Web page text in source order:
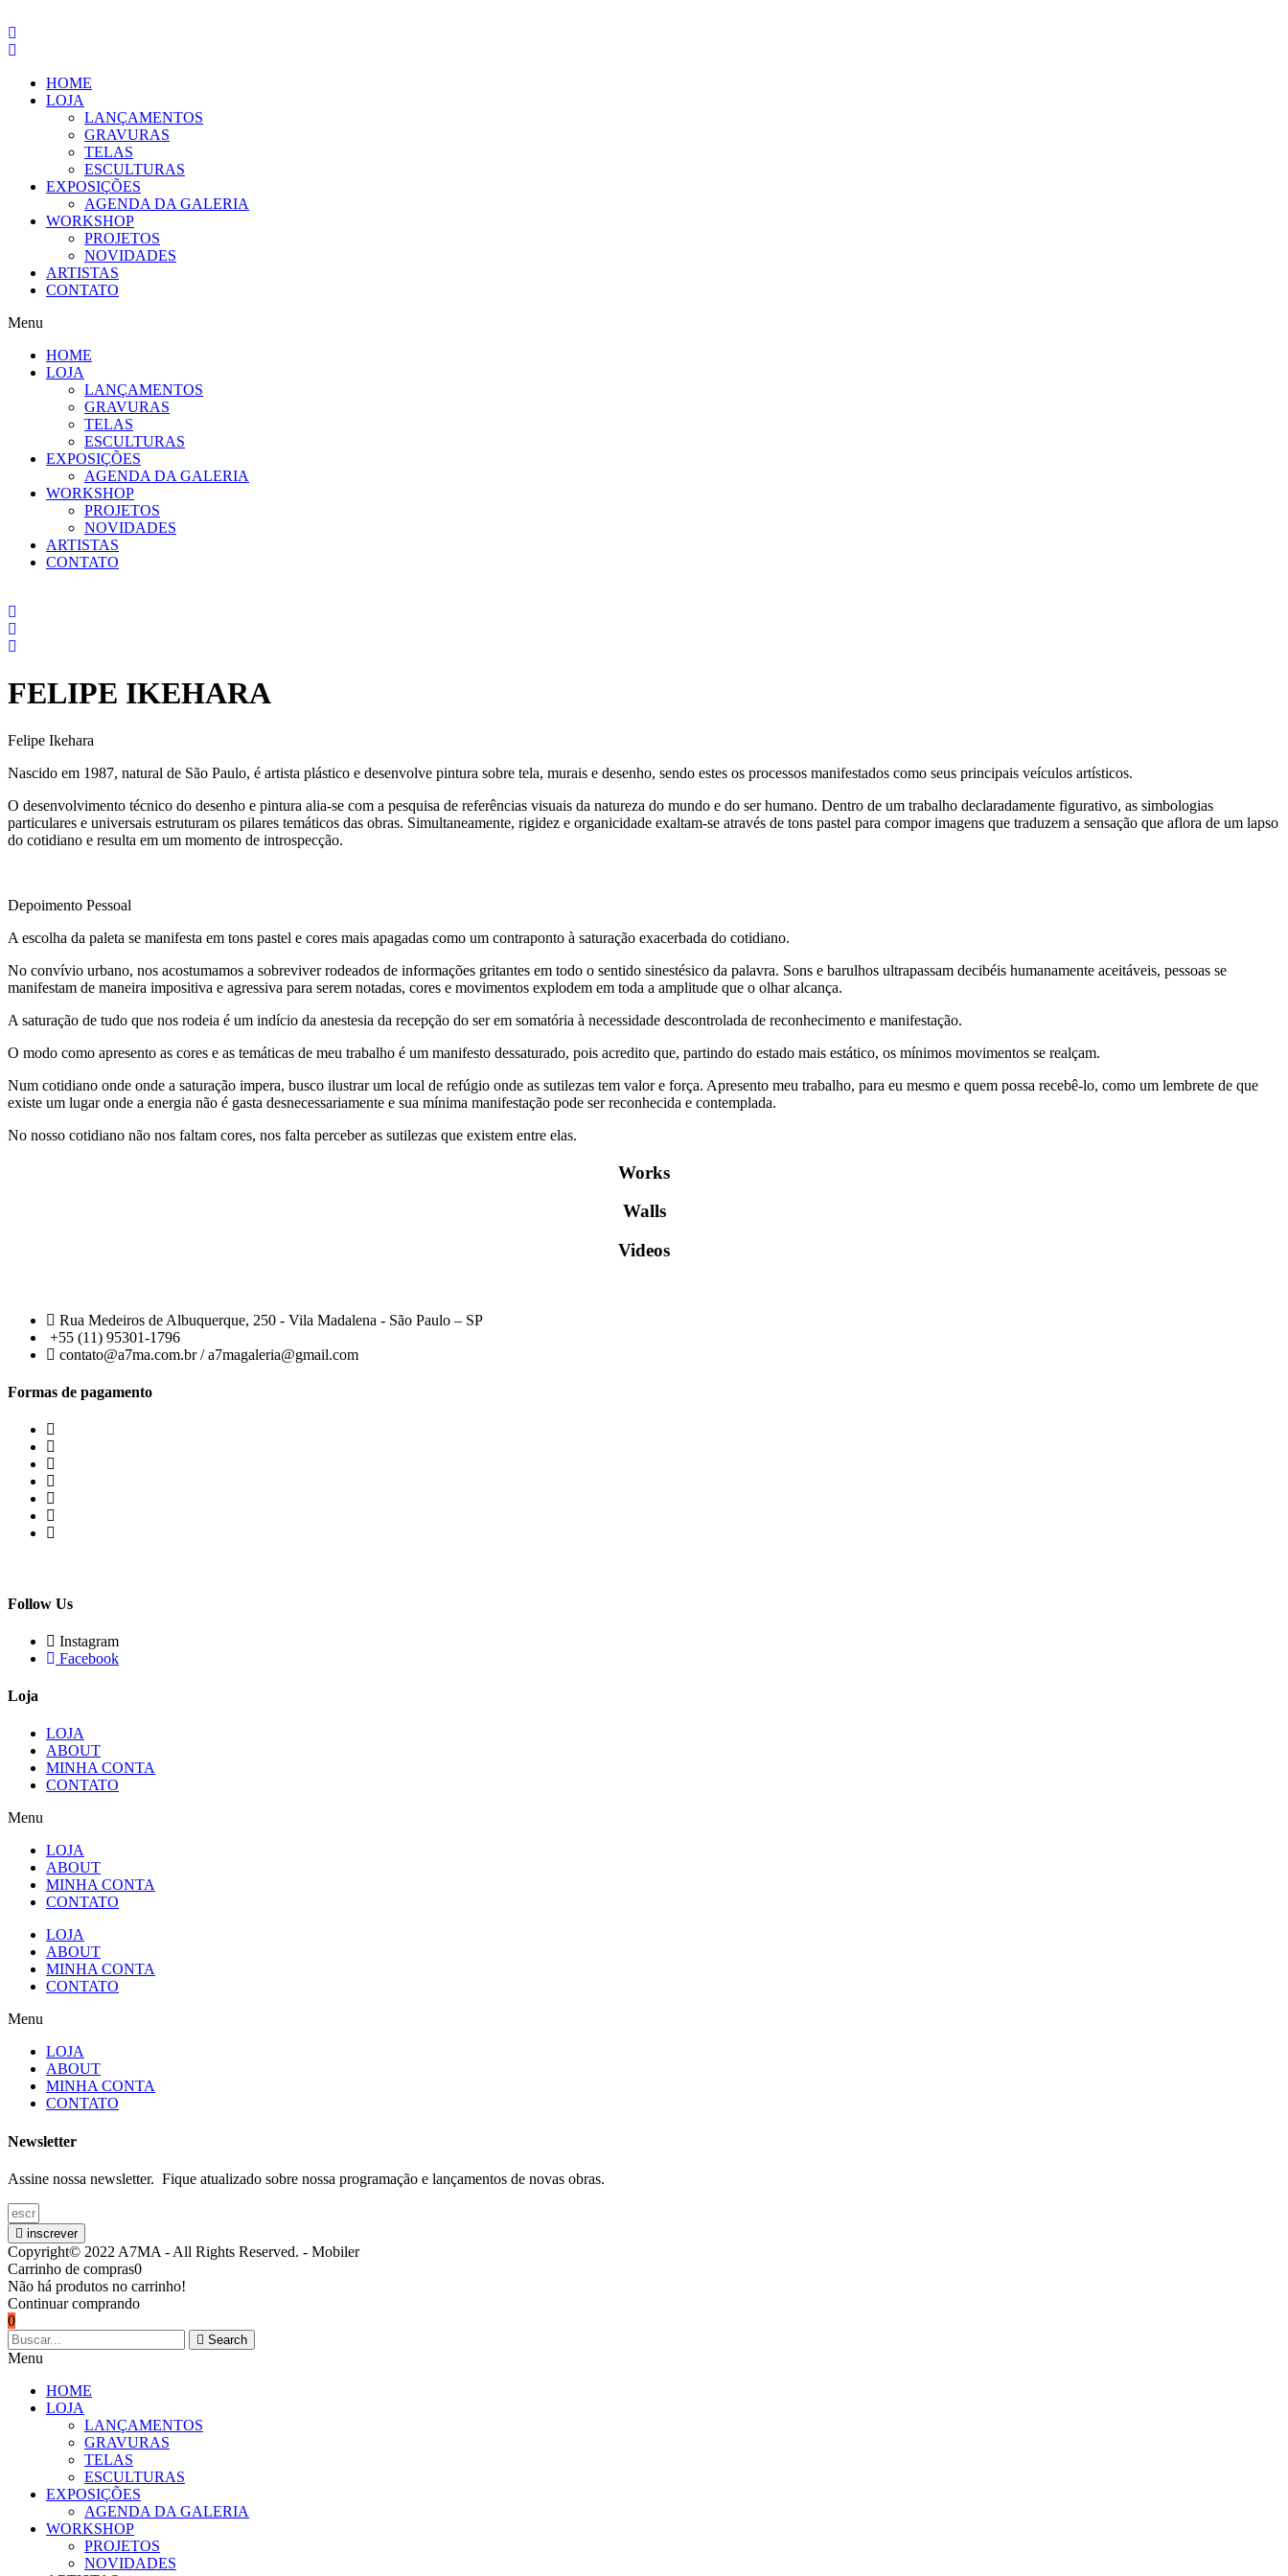
para
o
HOME
LOJA
LANÇAMENTOS
GRAVURAS
TELAS
ESCULTURAS
EXPOSIÇÕES
AGENDA DA GALERIA
WORKSHOP
PROJETOS
NOVIDADES
ARTISTAS
CONTATO
Menu
HOME
LOJA
LANÇAMENTOS
GRAVURAS
TELAS
ESCULTURAS
EXPOSIÇÕES
AGENDA DA GALERIA
WORKSHOP
PROJETOS
NOVIDADES
ARTISTAS
CONTATO
FELIPE IKEHARA
Felipe Ikehara
Nascido em 1987, natural de São Paulo, é artista plástico e desenvolve pintura sobre tela, murais e desenho, sendo estes os processos manifestados como seus principais veículos artísticos.
O desenvolvimento técnico do desenho e pintura alia-se com a pesquisa de referências visuais da natureza do mundo e do ser humano. Dentro de um trabalho declaradamente figurativo, as simbologias
particulares e universais estruturam os pilares temáticos das obras. Simultaneamente, rigidez e organicidade exaltam-se através de tons pastel para compor imagens que traduzem a sensação que aflora de um lapso
do cotidiano e resulta em um momento de introspecção.
Depoimento Pessoal
A escolha da paleta se manifesta em tons pastel e cores mais apagadas como um contraponto à saturação exacerbada do cotidiano.
No convívio urbano, nos acostumamos a sobreviver rodeados de informações gritantes em todo o sentido sinestésico da palavra. Sons e barulhos ultrapassam decibéis humanamente aceitáveis, pessoas se
manifestam de maneira impositiva e agressiva para serem notadas, cores e movimentos explodem em toda a amplitude que o olhar alcança.
A saturação de tudo que nos rodeia é um indício da anestesia da recepção do ser em somatória à necessidade descontrolada de reconhecimento e manifestação.
O modo como apresento as cores e as temáticas de meu trabalho é um manifesto dessaturado, pois acredito que, partindo do estado mais estático, os mínimos movimentos se realçam.
Num cotidiano onde onde a saturação impera, busco ilustrar um local de refúgio onde as sutilezas tem valor e força. Apresento meu trabalho, para eu mesmo e quem possa recebê-lo, como um lembrete de que
existe um lugar onde a energia não é gasta desnecessariamente e sua mínima manifestação pode ser reconhecida e contemplada.
No nosso cotidiano não nos faltam cores, nos falta perceber as sutilezas que existem entre elas.
Works
Walls
Videos
Rua Medeiros de Albuquerque, 250 - Vila Madalena - São Paulo – SP
+55 (11) 95301-1796
contato@a7ma.com.br / a7magaleria@gmail.com
Formas de pagamento
Follow Us
Instagram
Facebook
Loja
LOJA
ABOUT
MINHA CONTA
CONTATO
Menu
LOJA
ABOUT
MINHA CONTA
CONTATO
LOJA
ABOUT
MINHA CONTA
CONTATO
Menu
LOJA
ABOUT
MINHA CONTA
CONTATO
Newsletter
Assine nossa newsletter. Fique atualizado sobre nossa programação e lançamentos de novas obras.
inscrever
Copyright© 2022 A7MA - All Rights Reserved. - Mobiler
Carrinho de compras0
Não há produtos no carrinho!
Continuar comprando
0
Search
Menu
HOME
LOJA
LANÇAMENTOS
GRAVURAS
TELAS
ESCULTURAS
EXPOSIÇÕES
AGENDA DA GALERIA
WORKSHOP
PROJETOS
NOVIDADES